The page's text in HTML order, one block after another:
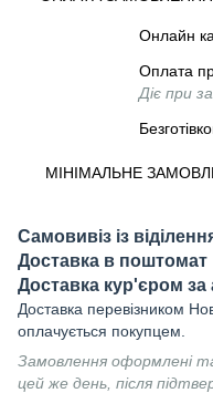
Онлайн
Оплата
Діє при
МІНІМАЛЬНЕ
Самовивіз із
Доставка в поштомат
Доставка кур'єром
Доставка перевізником
оплачується покупцем.
Замовлення оформлені
цей же день, після